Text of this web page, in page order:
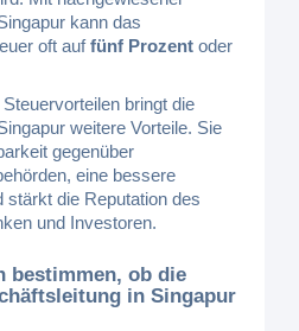
kann das
oft auffünf Prozent oder
bringt die
weitere Vorteile. Sie
gegenüber
eine bessere
stärkt die Reputation des
und Investoren.
bestimmen, ob die
in Singapur